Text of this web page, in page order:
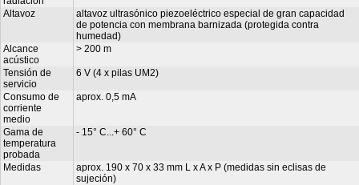
Altavoz
altavoz ultrasónico piezoeléctrico especial de gran capacidad
de potencia con membrana barnizada (protegida contra
humedad)
Alcance
acústico
> 200 m
Tensión de
servicio
6 V (4 x pilas UM2)
Consumo de
corriente
medio
aprox. 0,5 mA
Gama de
temperatura
probada
- 15° C...+ 60° C
Medidas
aprox. 190 x 70 x 33 mm L x A x P (medidas sin eclisas de
sujeción)